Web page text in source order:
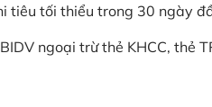
tiêu tối thiểu trong 30 ngày
ngoại trừ thẻ KHCC, thẻ